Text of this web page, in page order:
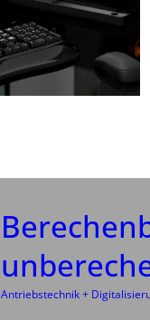
Antriebstechnik +